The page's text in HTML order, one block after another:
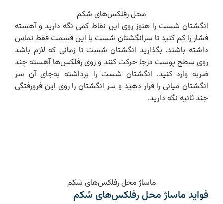
محل رفلکس‌های شکم
انگشتان شست را هنوز روی این نقاط کمی نگه دارید و آهسته
فشار را کم کنید تا سرانگشتان شست با این قسمت فقط تماس
داشته باشند. بگذارید انگشتان شست تا زمانی که لازم باشد
روی سطح پوست درجا حرکت کنند و روی رفلکس‌ها آهسته چند
ضربه وارد کنید. انگشتان شست را برداشته به‌جای آن سر
انگشتان میانی را قرار دهید و سر انگشتان را روی این فرورفتگی
چند ثانیه نگه دارید.
ماساژ محل رفلکس‌های شکم
فواید ماساژ محل رفلکس‌های شکم